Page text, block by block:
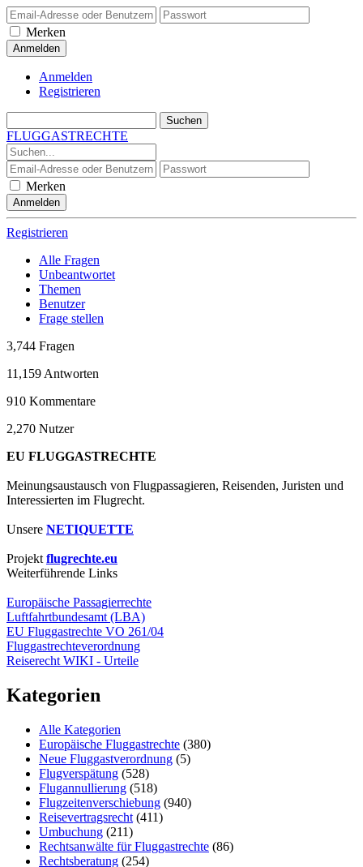
Merken
Anmelden
Registrieren
FLUGGASTRECHTE
Merken
Registrieren
Alle Fragen
Unbeantwortet
Themen
Benutzer
Frage stellen
3,744 Fragen
11,159 Antworten
910 Kommentare
2,270 Nutzer
EU FLUGGASTRECHTE
Meinungsaustausch von Flugpassagieren, Reisenden, Juristen und
Interessierten im Flugrecht.
Unsere NETIQUETTE
Projekt flugrechte.eu
Weiterführende Links
Europäische Passagierrechte
Luftfahrtbundesamt (LBA)
EU Fluggastrechte VO 261/04
Fluggastrechteverordnung
Reiserecht WIKI - Urteile
Kategorien
Alle Kategorien
Europäische Fluggastrechte (380)
Neue Fluggastverordnung (5)
Flugverspätung (528)
Flugannullierung (518)
Flugzeitenverschiebung (940)
Reisevertragsrecht (411)
Umbuchung (211)
Rechtsanwälte für Fluggastrechte (86)
Rechtsberatung (254)